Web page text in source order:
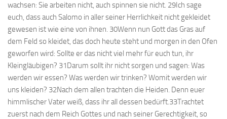
wachsen: Sie arbeiten nicht, auch spinnen sie nicht. 29Ich sage
euch, dass auch Salomo in aller seiner Herrlichkeit nicht gekleidet
gewesen ist wie eine von ihnen. 30Wenn nun Gott das Gras auf
dem Feld so kleidet, das doch heute steht und morgen in den Ofen
geworfen wird: Sollte er das nicht viel mehr für euch tun, ihr
Kleingläubigen? 31Darum sollt ihr nicht sorgen und sagen: Was
werden wir essen? Was werden wir trinken? Womit werden wir
uns kleiden? 32Nach dem allen trachten die Heiden. Denn euer
himmlischer Vater weiß, dass ihr all dessen bedürft.33Trachtet
zuerst nach dem Reich Gottes und nach seiner Gerechtigkeit, so